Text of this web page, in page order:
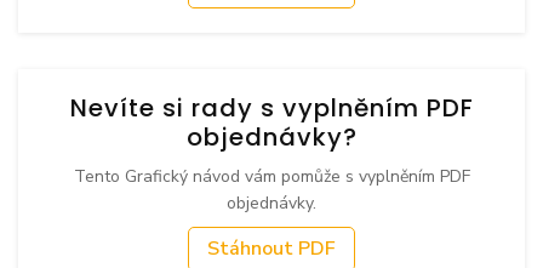
Nevíte si rady s vyplněním PDF
objednávky?
Tento Grafický návod vám pomůže s vyplněním PDF
objednávky.
Stáhnout PDF